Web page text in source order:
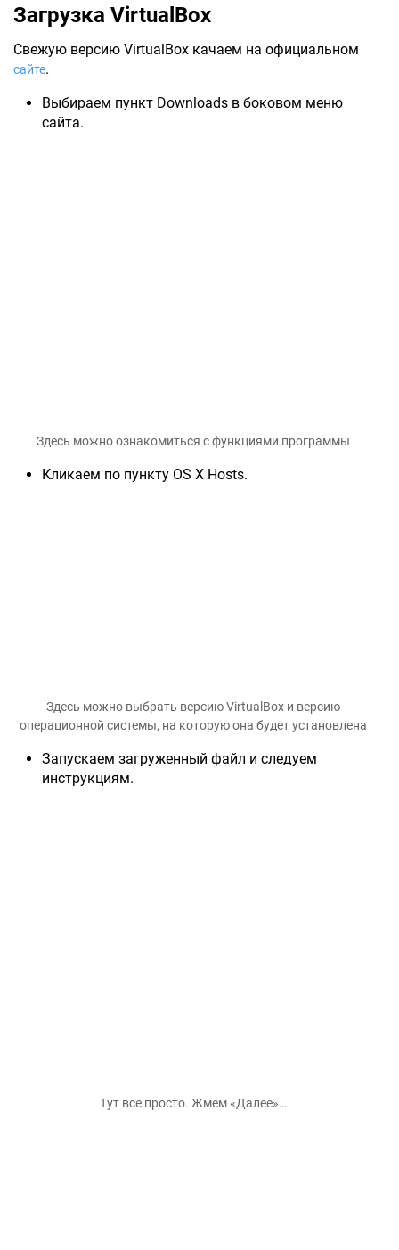
Загрузка VirtualBox
Свежую версию VirtualBox качаем на официальном
сайте.
Выбираем пункт Downloads в боковом меню
сайта.
Здесь можно ознакомиться с функциями программы
Кликаем по пункту OS X Hosts.
Здесь можно выбрать версию VirtualBox и версию
операционной системы, на которую она будет установлена
Запускаем загруженный файл и следуем
инструкциям.
Тут все просто. Жмем «Далее»…